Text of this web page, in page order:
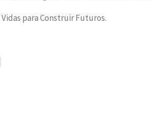
para Construir Futuros.